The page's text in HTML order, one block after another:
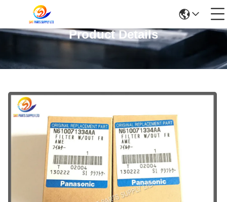
Product Details